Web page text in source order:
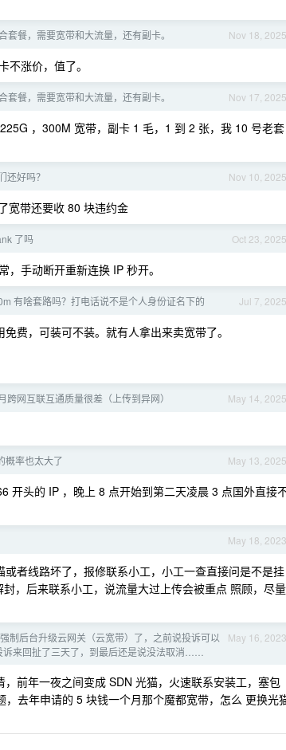
Nov 18, 2025
套餐，需要宽带和大流量，还有副卡。
涨价，值了。
Nov 17, 2025
套餐，需要宽带和大流量，还有副卡。
，300M 宽带，副卡 1 毛，1 到 2 张，我 10 号老套
Nov 10, 2025
还好吗？
宽带还要收 80 块违约金
Oct 23, 2025
了吗
手动断开重新连换 IP 秒开。
Jul 7, 2025
有啥套路吗？打电话说不是个人身份证名下的
费，可装可不装。就有人拿出来卖宽带了。
May 14, 2025
跨网互联互通质量很差（上传到异网）
May 13, 2025
概率也太大了
开头的 IP ，晚上 8 点开始到第二天凌晨 3 点国外直接
May 18, 2023
者线路坏了，报修联系小工，小工一查直接问是不是挂
，后来联系小工，说流量大过上传会被重点 照顾，尽量
May 16, 2023
制后台升级云网关（云宽带）了，之前说投诉可以
来回扯了三天了，到最后还是说没法取消……
前年一夜之间变成 SDN 光猫，火速联系安装工，塞包
去年申请的 5 块钱一个月那个魔都宽带，怎么 更换光